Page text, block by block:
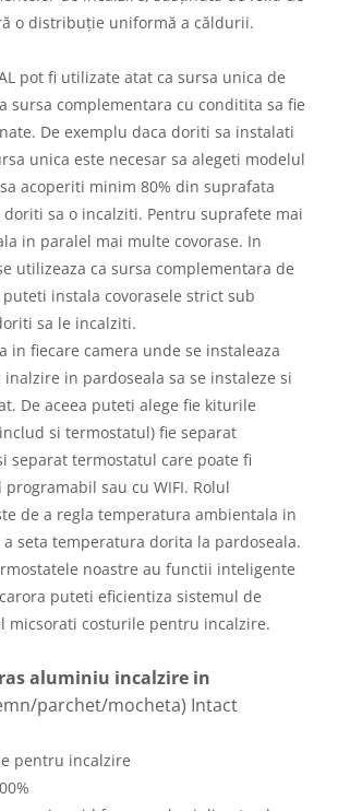
o distribuție uniformă a căldurii.
pot fi utilizate atat ca sursa unica de
sursa complementara cu conditita sa fie
De exemplu daca doriti sa instalati
unica este necesar sa alegeti modelul
acoperiti minim 80% din suprafata
doriti sa o incalziti. Pentru suprafete mai
in paralel mai multe covorase. In
utilizeaza ca sursa complementara de
instala covorasele strict sub
sa le incalziti.
in fiecare camera unde se instaleaza
in pardoseala sa se instaleze si
De aceea puteti alege fie kiturile
si termostatul) fie separat
separat termostatul care poate fi
sau cu WIFI. Rolul
de a regla temperatura ambientala in
seta temperatura dorita la pardoseala.
noastre au functii inteligente
puteti eficientiza sistemul de
micsorati costurile pentru incalzire.
aluminiu incalzire in
parchet/mocheta) Intact
pentru incalzire